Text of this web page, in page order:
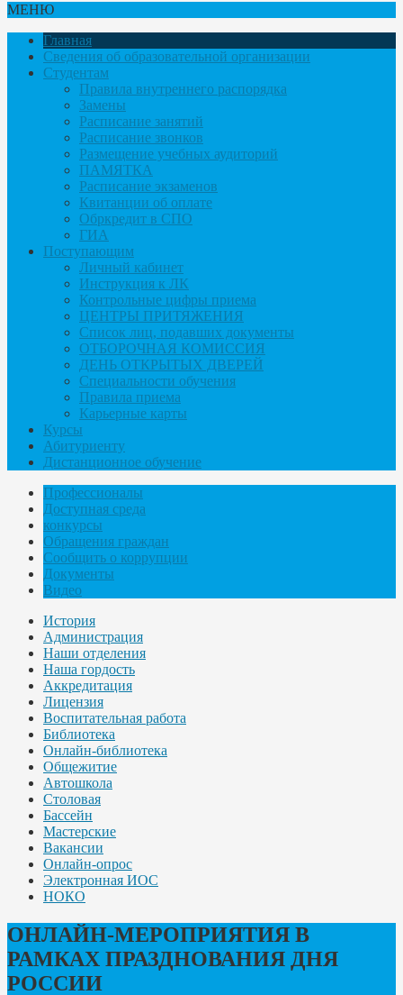
МЕНЮ
Главная
Сведения об образовательной организации
Студентам
Правила внутреннего распорядка
Замены
Расписание занятий
Расписание звонков
Размещение учебных аудиторий
ПАМЯТКА
Расписание экзаменов
Квитанции об оплате
Обркредит в СПО
ГИА
Поступающим
Личный кабинет
Инструкция к ЛК
Контрольные цифры приема
ЦЕНТРЫ ПРИТЯЖЕНИЯ
Список лиц, подавших документы
ОТБОРОЧНАЯ КОМИССИЯ
ДЕНЬ ОТКРЫТЫХ ДВЕРЕЙ
Специальности обучения
Правила приема
Карьерные карты
Курсы
Абитуриенту
Дистанционное обучение
Профессионалы
Доступная среда
конкурсы
Обращения граждан
Сообщить о коррупции
Документы
Видео
История
Администрация
Наши отделения
Наша гордость
Аккредитация
Лицензия
Воспитательная работа
Библиотека
Онлайн-библиотека
Общежитие
Автошкола
Столовая
Бассейн
Мастерские
Вакансии
Онлайн-опрос
Электронная ИОС
НОКО
ОНЛАЙН-МЕРОПРИЯТИЯ В
РАМКАХ ПРАЗДНОВАНИЯ ДНЯ
РОССИИ